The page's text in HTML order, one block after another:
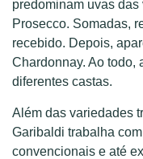
predominam uvas
Prosecco. Somadas,
recebido. Depois,
Chardonnay. Ao todo,
diferentes castas.
Além das variedades
Garibaldi trabalha
convencionais e até